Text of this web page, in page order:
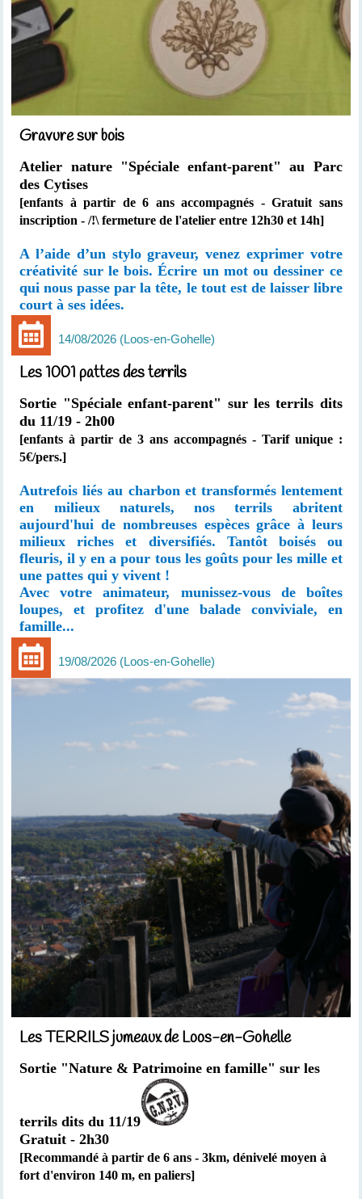
Gravure sur bois
Atelier nature "Spéciale enfant-parent" au Parc
des Cytises
[enfants à partir de 6 ans accompagnés - Gratuit sans
inscription - /!\ fermeture de l'atelier entre 12h30 et 14h]
A l’aide d’un stylo graveur, venez exprimer votre
créativité sur le bois. Écrire un mot ou dessiner ce
qui nous passe par la tête, le tout est de laisser libre
court à ses idées.
14/08/2026 Loos-en-Gohelle
Les 1001 pattes des terrils
Sortie "Spéciale enfant-parent" sur les terrils dits
du 11/19 - 2h00
[enfants à partir de 3 ans accompagnés - Tarif unique :
5€/pers.]
Autrefois liés au charbon et transformés lentement
en milieux naturels, nos terrils abritent
aujourd'hui de nombreuses espèces grâce à leurs
milieux riches et diversifiés. Tantôt boisés ou
fleuris, il y en a pour tous les goûts pour les mille et
une pattes qui y vivent !
Avec votre animateur, munissez-vous de boîtes
loupes, et profitez d'une balade conviviale, en
famille...
19/08/2026 Loos-en-Gohelle
Les TERRILS jumeaux de Loos-en-Gohelle
Sortie "Nature & Patrimoine en famille" sur les
terrils dits du 11/19
Gratuit - 2h30
[Recommandé à partir de 6 ans -3km,dénivelé moyen à
fort d'environ 140 m, en paliers]